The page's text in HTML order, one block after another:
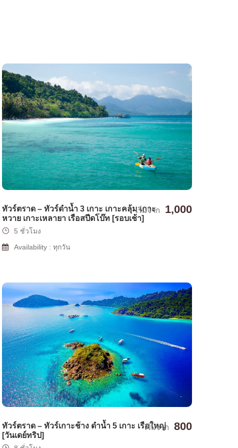
ทัวร์ตราด – ทัวร์ดำน้ำ 3 เกาะ เกาะคลุ้ม เกาะ
หวาย เกาะเหลายา เรือสปีดโบ๊ท [รอบเช้า]
เริ่มจาก 1,000
5 ชั่วโมง
Availability : ทุกวัน
ทัวร์ตราด – ทัวร์เกาะช้าง ดำน้ำ 5 เกาะ เรือใหญ่
[วันเดย์ทริป]
เริ่มจาก 800